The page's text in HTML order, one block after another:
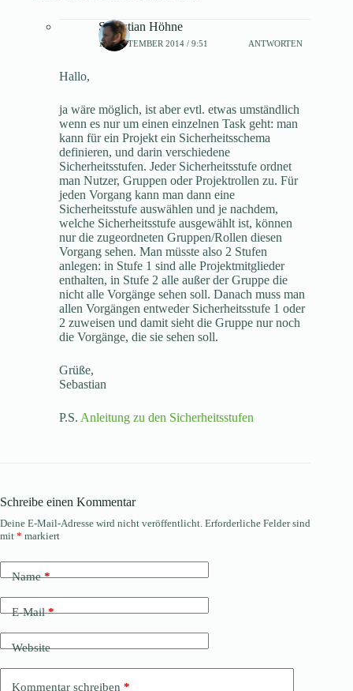
Sebastian Höhne
10. SEPTEMBER 2014 / 9:51 ANTWORTEN
Hallo,
ja wäre möglich, ist aber evtl. etwas umständlich
wenn es nur um einen einzelnen Task geht: man
kann für ein Projekt ein Sicherheitsschema
definieren, und darin verschiedene
Sicherheitsstufen. Jeder Sicherheitsstufe ordnet
man Nutzer, Gruppen oder Projektrollen zu. Für
jeden Vorgang kann man dann eine
Sicherheitsstufe auswählen und je nachdem,
welche Sicherheitsstufe ausgewählt ist, können
nur die zugeordneten Gruppen/Rollen diesen
Vorgang sehen. Man müsste also 2 Stufen
anlegen: in Stufe 1 sind alle Projektmitglieder
enthalten, in Stufe 2 alle außer der Gruppe die
nicht alle Vorgänge sehen soll. Danach muss man
allen Vorgängen entweder Sicherheitsstufe 1 oder
2 zuweisen und damit sieht die Gruppe nur noch
die Vorgänge, die sie sehen soll.
Grüße,
Sebastian
P.S. Anleitung zu den Sicherheitsstufen
Schreibe einen Kommentar
Deine E-Mail-Adresse wird nicht veröffentlicht. Erforderliche Felder sind
mit * markiert
Name*
E-Mail*
Website
Kommentar schreiben *